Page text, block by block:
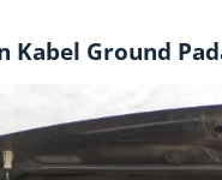
Kabel Ground